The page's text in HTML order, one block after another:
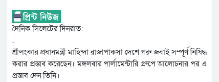
দৈনিক সিলেটের দিনরাত:
.
শ্রীলংকার প্রধানমন্ত্রী মাহিন্দা রাজাপাকসা দেশে গরু জবাই সম্পূর্ণ নিষিদ্ধ
করার প্রস্তাব করেছেন। মঙ্গলবার পার্লামেন্টারি গ্রুপে আলোচনার পর এ
প্রস্তাব দেন তিনি।